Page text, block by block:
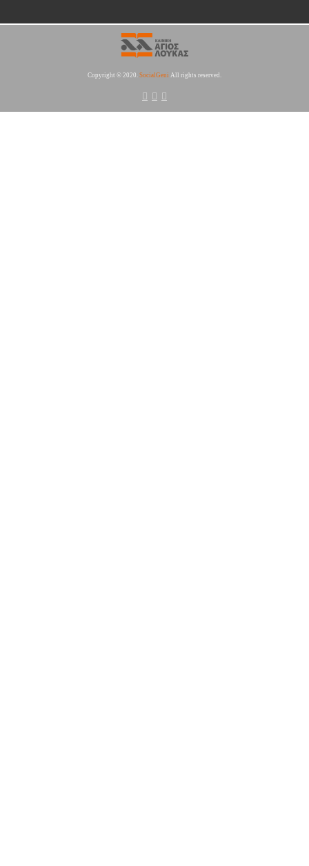
Copyright © 2020. SocialGeni All rights reserved.
  